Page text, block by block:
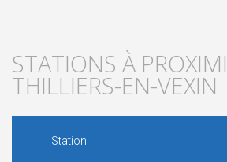
STATIONS À
THILLIERS-EN-VEXIN
Station